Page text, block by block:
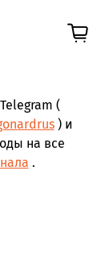
(
) и
на все
.